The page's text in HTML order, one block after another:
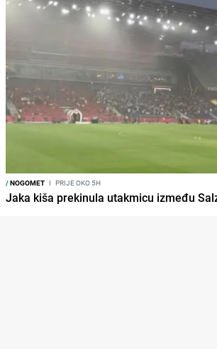
/NOGOMET I PRIJE OKO 5H
Jaka kiša prekinula utakmicu između